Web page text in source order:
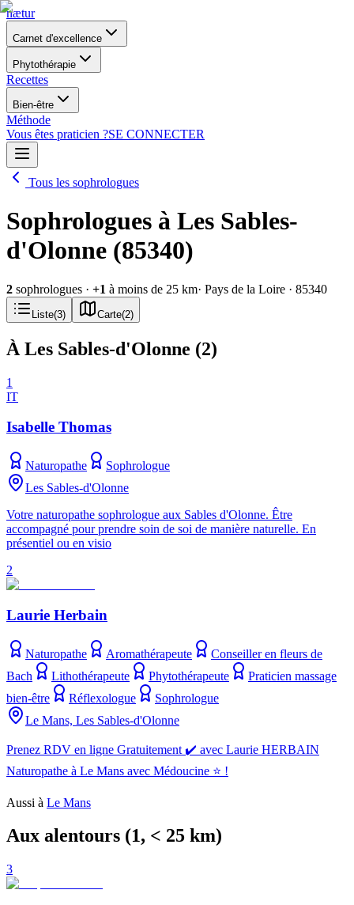
nætur
Carnet d'excellence
Phytothérapie
Recettes
Bien-être
Méthode
Vous êtes praticien ?SE CONNECTER
Tous les sophrologues
Sophrologues à Les Sables-
d'Olonne (85340)
2 sophrologues · +1 à moins de 25 km· Pays de la Loire · 85340
Liste(3) Carte(2)
À Les Sables-d'Olonne (2)
1
IT
Isabelle Thomas
Naturopathe
Sophrologue
Les Sables-d'Olonne
Votre naturopathe sophrologue aux Sables d'Olonne. Être
accompagné pour prendre soin de soi de manière naturelle. En
présentiel ou en visio
2
Laurie Herbain
Naturopathe Aromathérapeute
Conseiller en fleurs de
Bach
Lithothérapeute Phytothérapeute
Praticien massage
bien-être
Réflexologue
Sophrologue
Le Mans, Les Sables-d'Olonne
Prenez RDV en ligne Gratuitement ✔️ avec Laurie HERBAIN
Naturopathe à Le Mans avec Médoucine ⭐ !
Aussi à Le Mans
Aux alentours (1, < 25 km)
3